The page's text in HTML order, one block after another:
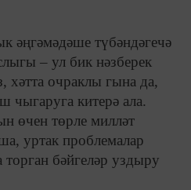
әңгәмәдәше түбәндәгечә
– ул бик нәзберек
хәтта очраклы гына да,
чыгаруга китерә ала.
өчен төрле милләт
уртак проблемалар
бәйгеләр уздыру